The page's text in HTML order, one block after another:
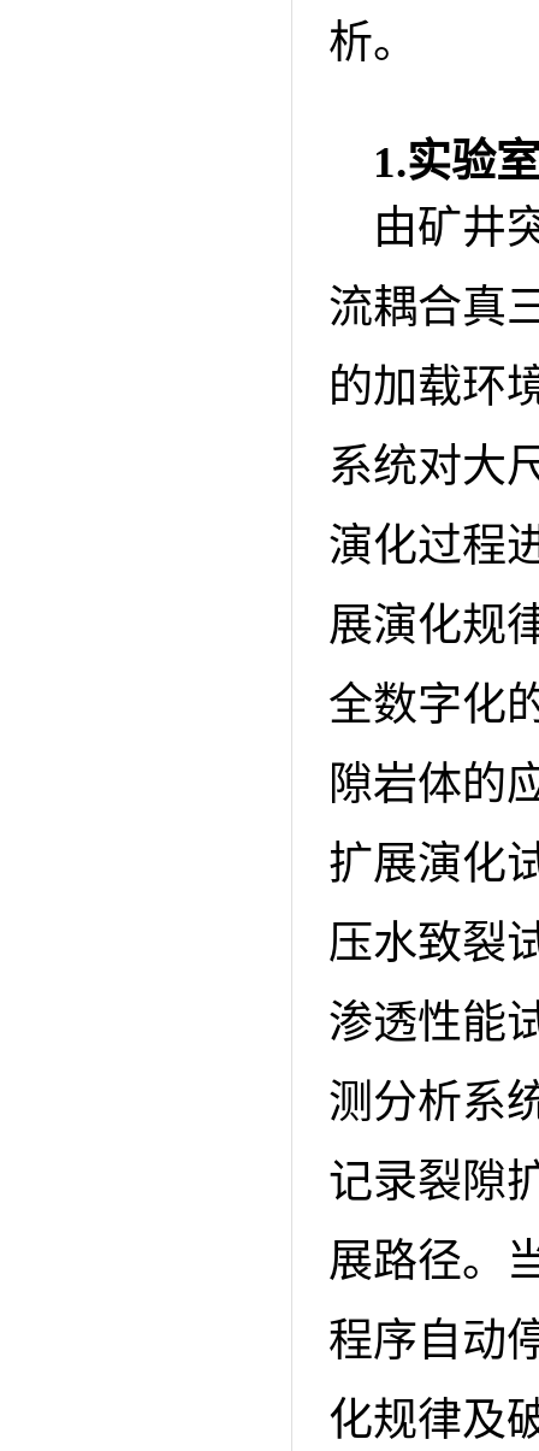
析。
1.实验
由矿井
流耦合真
的加载环
系统对大
演化过程
展演化规
全数字化
隙岩体的
扩展演化
压水致裂
渗透性能
测分析系
记录裂隙
展路径。
程序自动
化规律及